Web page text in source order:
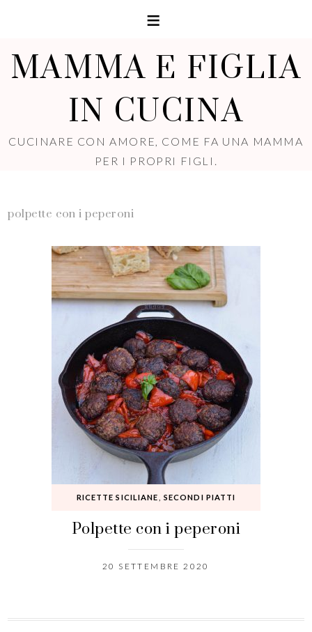
MAMMA E FIGLIA
IN CUCINA
CUCINARE CON AMORE, COME FA UNA MAMMA
PER I PROPRI FIGLI.
polpette con i peperoni
RICETTE SICILIANE SECONDI PIATTI
Polpette con i peperoni
20 SETTEMBRE 2020